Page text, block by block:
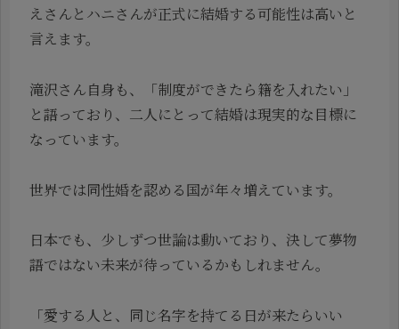
えさんとハニさんが正式に結婚する可能性は高いと
言えます。
滝沢さん自身も、「制度ができたら籍を入れたい」
と語っており、二人にとって結婚は現実的な目標に
なっています。
世界では同性婚を認める国が年々増えています。
日本でも、少しずつ世論は動いており、決して夢物
語ではない未来が待っているかもしれません。
「愛する人と、同じ名字を持てる日が来たらいい